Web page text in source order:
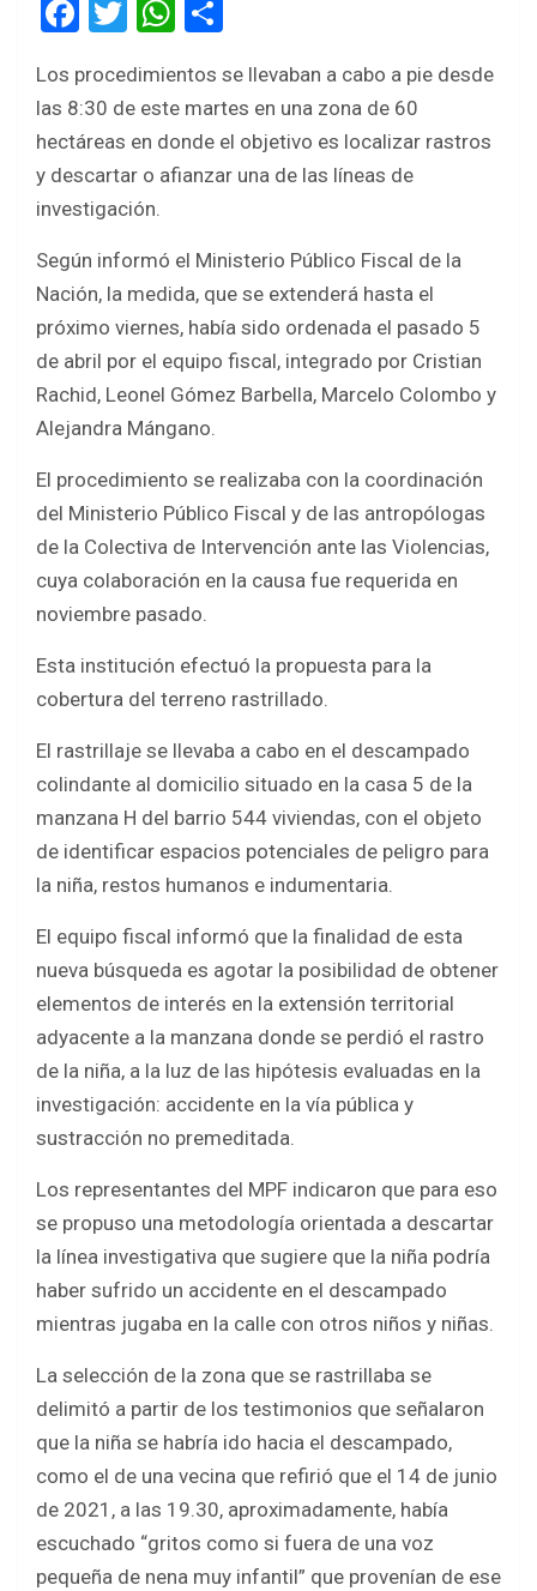
F
ce
b
o
o
T
tt
er
W
at
s
A
p
ar
e
Los procedimientos se llevaban a cabo a pie desde
las 8:30 de este martes en una zona de 60
hectáreas en donde el objetivo es localizar rastros
y descartar o afianzar una de las líneas de
investigación.
Según informó el Ministerio Público Fiscal de la
Nación, la medida, que se extenderá hasta el
próximo viernes, había sido ordenada el pasado 5
de abril por el equipo fiscal, integrado por Cristian
Rachid, Leonel Gómez Barbella, Marcelo Colombo y
Alejandra Mángano.
El procedimiento se realizaba con la coordinación
del Ministerio Público Fiscal y de las antropólogas
de la Colectiva de Intervención ante las Violencias,
cuya colaboración en la causa fue requerida en
noviembre pasado.
Esta institución efectuó la propuesta para la
cobertura del terreno rastrillado.
El rastrillaje se llevaba a cabo en el descampado
colindante al domicilio situado en la casa 5 de la
manzana H del barrio 544 viviendas, con el objeto
de identificar espacios potenciales de peligro para
la niña, restos humanos e indumentaria.
El equipo fiscal informó que la finalidad de esta
nueva búsqueda es agotar la posibilidad de obtener
elementos de interés en la extensión territorial
adyacente a la manzana donde se perdió el rastro
de la niña, a la luz de las hipótesis evaluadas en la
investigación: accidente en la vía pública y
sustracción no premeditada.
Los representantes del MPF indicaron que para eso
se propuso una metodología orientada a descartar
la línea investigativa que sugiere que la niña podría
haber sufrido un accidente en el descampado
mientras jugaba en la calle con otros niños y niñas.
La selección de la zona que se rastrillaba se
delimitó a partir de los testimonios que señalaron
que la niña se habría ido hacia el descampado,
como el de una vecina que refirió que el 14 de junio
de 2021, a las 19.30, aproximadamente, había
escuchado “gritos como si fuera de una voz
pequeña de nena muy infantil” que provenían de ese